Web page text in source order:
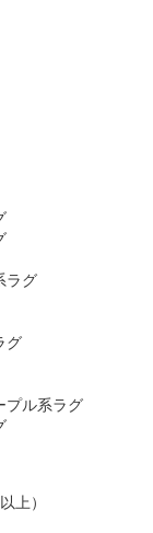
ラグ
グ
プル系ラグ
上）